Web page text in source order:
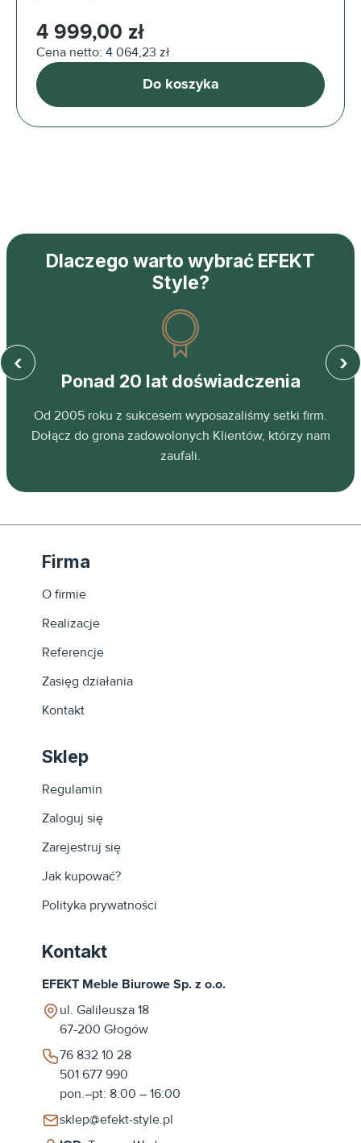
Cena regularna:
4 999,00 zł
Cena netto: 4 064,23 zł
Do koszyka
Dlaczego warto wybrać EFEKT
Style?
Ponad 20 lat doświadczenia
Od 2005 roku z sukcesem wyposażaliśmy setki firm.
Dołącz do grona zadowolonych Klientów, którzy nam
zaufali.
‹ ›
Firma
O firmie
Realizacje
Referencje
Zasięg działania
Kontakt
Sklep
Regulamin
Zaloguj się
Zarejestruj się
Jak kupować?
Polityka prywatności
Kontakt
EFEKT Meble Biurowe Sp. z o.o.
ul. Galileusza 18
67-200 Głogów
76 832 10 28
501 677 990
pon.–pt: 8:00 – 16:00
sklep@efekt-style.pl